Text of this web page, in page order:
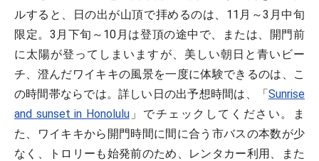
ルすると、日の出が山頂で拝めるのは、11月～3月中旬
限定。3月下旬～10月は登頂の途中で、または、開門前
に太陽が登ってしまいますが、美しい朝日と青いビー
チ、澄んだワイキキの風景を一度に体験できるのは、こ
の時間帯ならでは。詳しい日の出予想時間は、「Sunrise
and sunset in Honolulu」でチェックしてください。ま
た、ワイキキから開門時間に間に合う市バスの本数が少
なく、トロリーも始発前のため、レンタカー利用、また